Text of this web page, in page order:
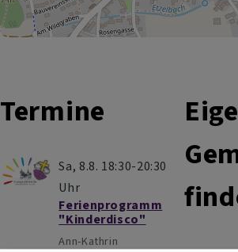
Termine
Sa, 8.8. 18:30-20:30
Uhr
Ferienprogramm
"Kinderdisco"
Ann-Kathrin